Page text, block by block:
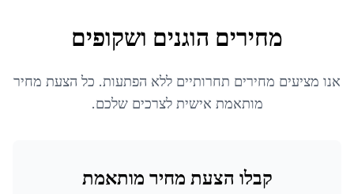
מחירים הוגנים ושקופים
אנו מציעים מחירים תחרותיים ללא הפתעות. כל הצעת מחיר
מותאמת אישית לצרכים שלכם.
קבלו הצעת מחיר מותאמת